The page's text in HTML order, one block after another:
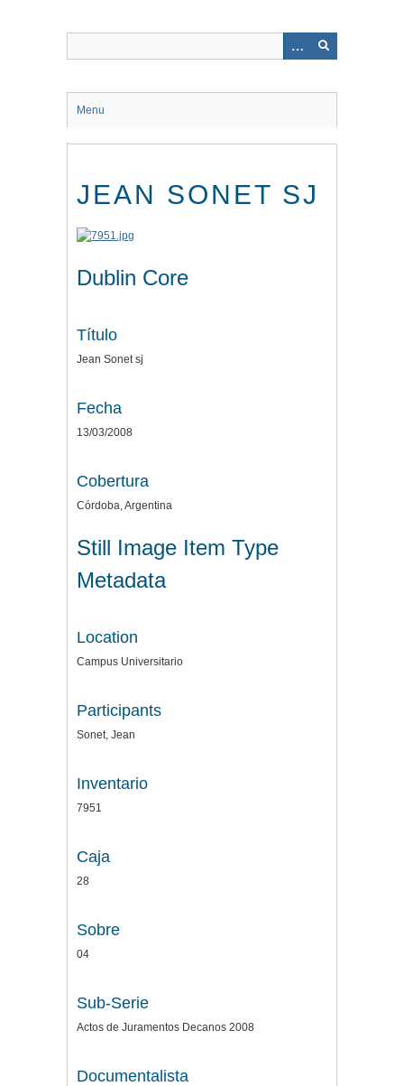
Menu
JEAN SONET SJ
Dublin Core
Título
Jean Sonet sj
Fecha
13/03/2008
Cobertura
Córdoba, Argentina
Still Image Item Type
Metadata
Location
Campus Universitario
Participants
Sonet, Jean
Inventario
7951
Caja
28
Sobre
04
Sub-Serie
Actos de Juramentos Decanos 2008
Documentalista